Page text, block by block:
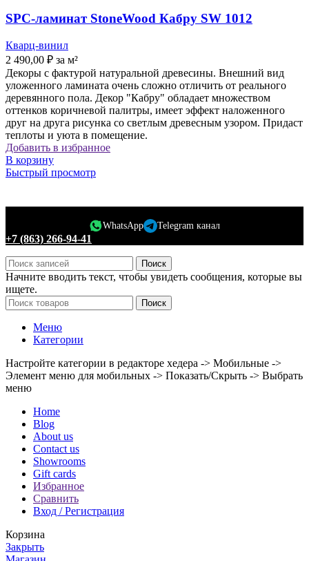
SPC-ламинат StoneWood Кабру SW 1012
Кварц-винил
2 490,00 ₽ за м²
Декоры с фактурой натуральной древесины. Внешний вид
уложенного ламината очень сложно отличить от реального
деревянного пола. Декор "Кабру" обладает множеством
оттенков коричневой палитры, имеет эффект наложенного
друг на друга рисунка со светлым древесным узором. Придаст
теплоты и уюта в помещение.
Добавить в избранное
В корзину
Быстрый просмотр
WhatsApp Telegram канал
+7 (863) 266-94-41
Поиск
Начните вводить текст, чтобы увидеть сообщения, которые вы
ищете.
Поиск
Меню
Категории
Настройте категории в редакторе хедера -> Мобильные ->
Элемент меню для мобильных -> Показать/Скрыть -> Выбрать
меню
Home
Blog
About us
Contact us
Showrooms
Gift cards
Избранное
Сравнить
Вход / Регистрация
Корзина
Закрыть